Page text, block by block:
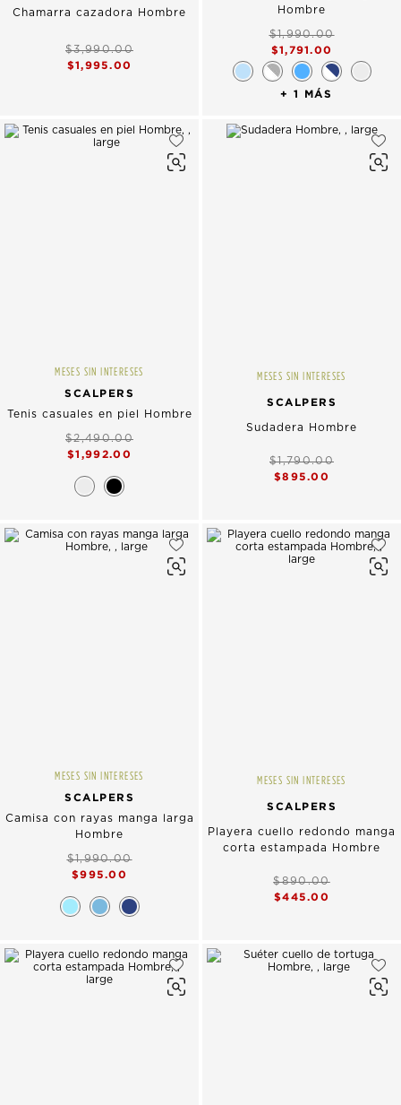
Chamarra cazadora Hombre
$3,990.00
$1,995.00
Hombre
$1,990.00
$1,791.00
+ 1 MÁS
MESES SIN INTERESES
SCALPERS
Tenis casuales en piel Hombre
$2,490.00
$1,992.00
MESES SIN INTERESES
SCALPERS
Sudadera Hombre
$1,790.00
$895.00
MESES SIN INTERESES
SCALPERS
Camisa con rayas manga larga
Hombre
$1,990.00
$995.00
MESES SIN INTERESES
SCALPERS
Playera cuello redondo manga
corta estampada Hombre
$890.00
$445.00